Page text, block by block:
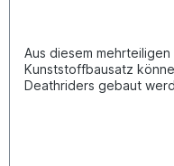
Aus diesem mehrteiligen
Kunststoffbausatz
Deathriders gebaut